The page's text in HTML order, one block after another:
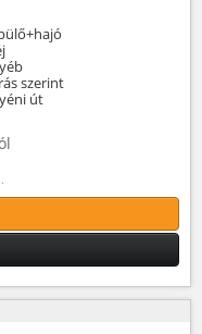
szerint
út